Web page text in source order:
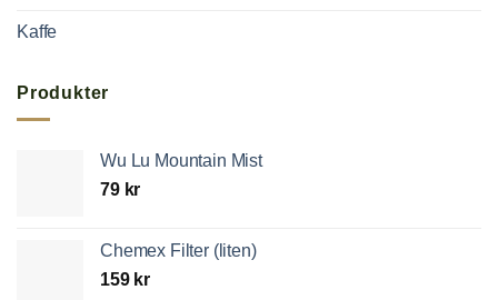
Kaffe
Produkter
Wu Lu Mountain Mist
79 kr
Chemex Filter (liten)
159 kr